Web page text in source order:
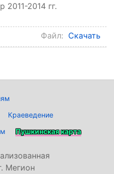
2011-2014 гг.
Файл: Скачать
Краеведение
Пушкинская карта
Мегион